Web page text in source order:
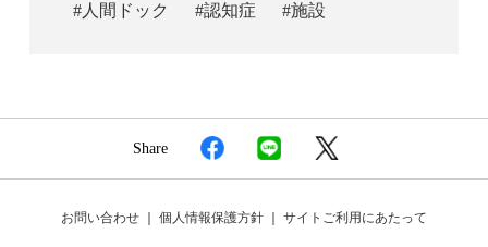
#人間ドック #認知症 #施設
Share
お問い合わせ 個人情報保護方針 サイトご利用にあたって